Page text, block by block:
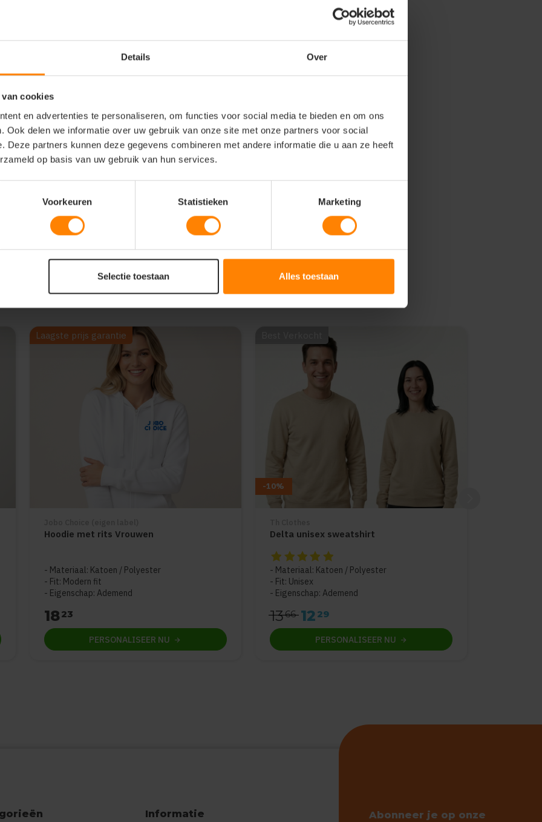
Details Over
van cookies
en advertenties te personaliseren, om functies voor social media te bieden en om ons
Ook delen we informatie over uw gebruik van onze site met onze partners voor social
Deze partners kunnen deze gegevens combineren met andere informatie die u aan ze heeft
op basis van uw gebruik van hun services.
Voorkeuren Statistieken Marketing
Selectie toestaan Alles toestaan
voor bedrukking of borduring
teams of promotionele
je bij Jobo altijd verzekerd van de
en personalisatie
gebruik
onderzijde
Laagste prijs garantie
Hoodie met rits Vrouwen
Materiaal: Katoen / Polyester
Fit: Modern fit
Eigenschap: Ademend
1823
PERSONALISEER NU
-10%
Delta unisex sweatshirt
De beoordeling van dit product is
Materiaal: Katoen / Polyester
Fit: Unisex
Eigenschap: Ademend
1366 12 29
PERSONALISEER NU
Informatie
Abonneer je op onze